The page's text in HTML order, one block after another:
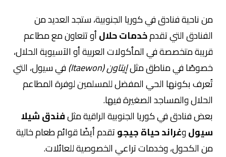
من ناحية فنادق في كوريا الجنوبية، ستجد العديد من
الفنادق التي تقدمخدمات حلالأو تتعاون مع مطاعم
قريبة متخصصة في المأكولات العربية أو الآسيوية الحلال،
خصوصًا في مناطق مثلإيتاون (Itaewon)
في سيول، التي
تُعرف بكونها الحي المفضل للمسلمين لوفرة المطاعم
الحلال والمساجد الصغيرة فيها.
بعض فنادق في كوريا الجنوبية الراقية مثلفندق شيلا
سيولوغراند حياة جيجوتقدم أيضًا قوائم طعام خالية
من الكحول، وخدمات تراعي الخصوصية للعائلات.